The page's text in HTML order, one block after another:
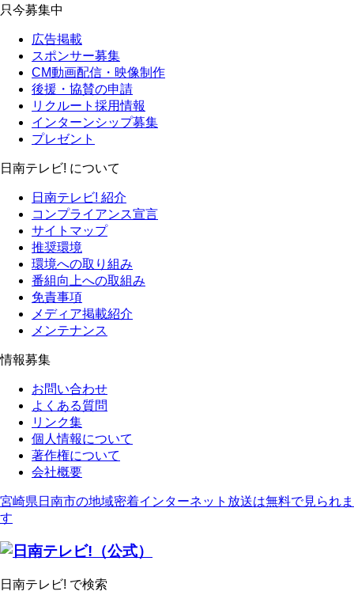
只今募集中
広告掲載
スポンサー募集
CM動画配信・映像制作
後援・協賛の申請
リクルート採用情報
インターンシップ募集
プレゼント
日南テレビ! について
日南テレビ! 紹介
コンプライアンス宣言
サイトマップ
推奨環境
環境への取り組み
番組向上への取組み
免責事項
メディア掲載紹介
メンテナンス
情報募集
お問い合わせ
よくある質問
リンク集
個人情報について
著作権について
会社概要
宮崎県日南市の地域密着インターネット放送は無料で見られま
す
日南テレビ! で検索